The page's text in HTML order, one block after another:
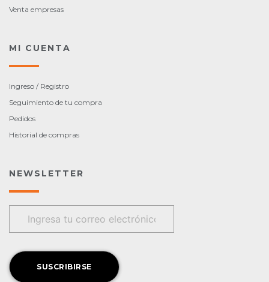
Venta empresas
MI CUENTA
Ingreso / Registro
Seguimiento de tu compra
Pedidos
Historial de compras
NEWSLETTER